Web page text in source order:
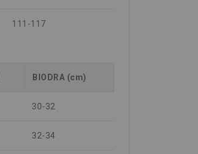
111-117
BIODRA (cm)
30-32
32-34